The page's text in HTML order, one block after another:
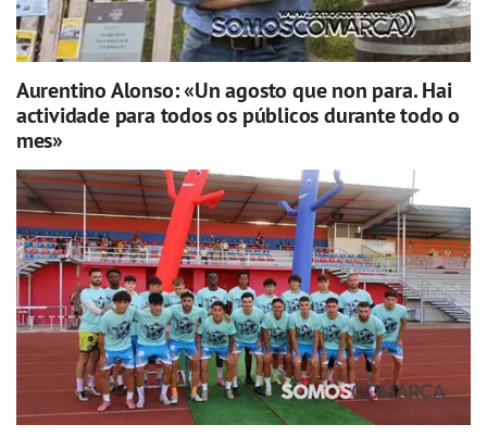
Aurentino Alonso: «Un agosto que non para. Hai
actividade para todos os públicos durante todo o
mes»